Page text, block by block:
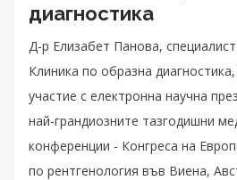
диагностика
Д-р Eлизабет Панова,
Клиника по образна
участие с електронна научна
най-грандиозните тазгодишни
конференции - Конгреса на
по рентгенология във Виена,